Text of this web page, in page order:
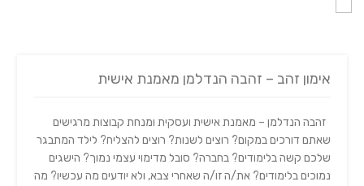
אימון זהב – זהבה הנדלמן מאמנת אישית
זהבה הנדלמן – מאמנת אישית ועסקית ומנחת קבוצות מרגישים
שאתם דורכים במקום? רוצים לשנות? רוצים להצליח? לילד המתבגר
שלכם קשה בלימודים? בחברה? סובל מדימוי עצמי נמוך? הישגים
נמוכים בלימודים? את/ה זו/ה שאחרי צבא, ולא יודעים מה עכשיו? מה